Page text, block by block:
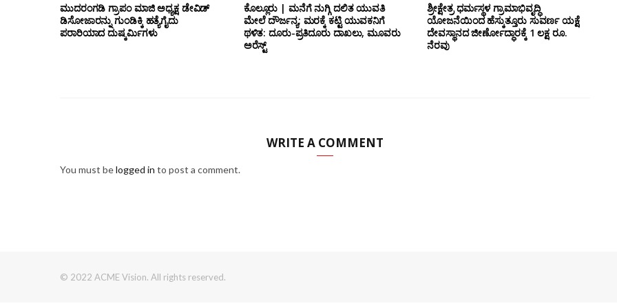
ಮುದರಂಗಡಿ ಗ್ರಾಪಂ ಮಾಜಿ ಅಧ್ಯಕ್ಷ ಡೇವಿಡ್
ಡಿಸೋಜಾರನ್ನು ಗುಂಡಿಕ್ಕಿ ಹತ್ಯೆಗೈದು
ಪರಾರಿಯಾದ ದುಷ್ಕರ್ಮಿಗಳು
ಕೊಲ್ಲೂರು | ಮನೆಗೆ ನುಗ್ಗಿ ದಲಿತ ಯುವತಿ
ಮೇಲೆ ದೌರ್ಜನ್ಯ; ಮರಕ್ಕೆ ಕಟ್ಟಿ ಯುವಕನಿಗೆ
ಥಳಿತ: ದೂರು-ಪ್ರತಿದೂರು ದಾಖಲು, ಮೂವರು
ಅರೆಸ್ಟ್
ಶ್ರೀಕ್ಷೇತ್ರ ಧರ್ಮಸ್ಥಳ ಗ್ರಾಮಾಭಿವೃದ್ಧಿ
ಯೋಜನೆಯಿಂದ ಹೆಸ್ಕುತ್ತೂರು ಸುವರ್ಣ ಯಕ್ಷೆ
ದೇವಸ್ಥಾನದ ಜೀರ್ಣೋದ್ಧಾರಕ್ಕೆ 1 ಲಕ್ಷ ರೂ.
ನೆರವು
WRITE A COMMENT
You must belogged in to post a comment.
© 2022 ACME Vision. All rights reserved.